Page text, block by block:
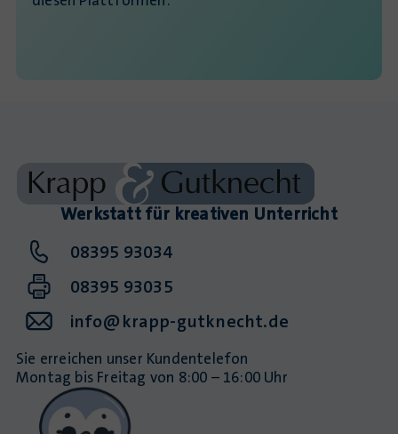
Werkstatt für kreativen Unterricht
08395 93034
08395 93035
info@krapp-gutknecht.de
Sie erreichen unser Kundentelefon
Montag bis Freitag von 8:00 – 16:00 Uhr